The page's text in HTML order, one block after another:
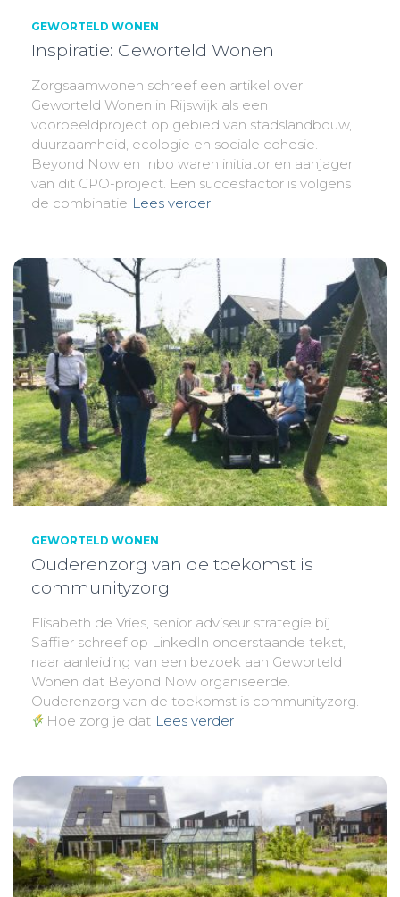
GEWORTELD WONEN
Inspiratie: Geworteld Wonen
Zorgsaamwonen schreef een artikel over
Geworteld Wonen in Rijswijk als een
voorbeeldproject op gebied van stadslandbouw,
duurzaamheid, ecologie en sociale cohesie.
Beyond Now en Inbo waren initiator en aanjager
van dit CPO-project. Een succesfactor is volgens
de combinatie Lees verder
GEWORTELD WONEN
Ouderenzorg van de toekomst is
communityzorg
Elisabeth de Vries, senior adviseur strategie bij
Saffier schreef op LinkedIn onderstaande tekst,
naar aanleiding van een bezoek aan Geworteld
Wonen dat Beyond Now organiseerde.
Ouderenzorg van de toekomst is communityzorg.
Hoe zorg je dat Lees verder